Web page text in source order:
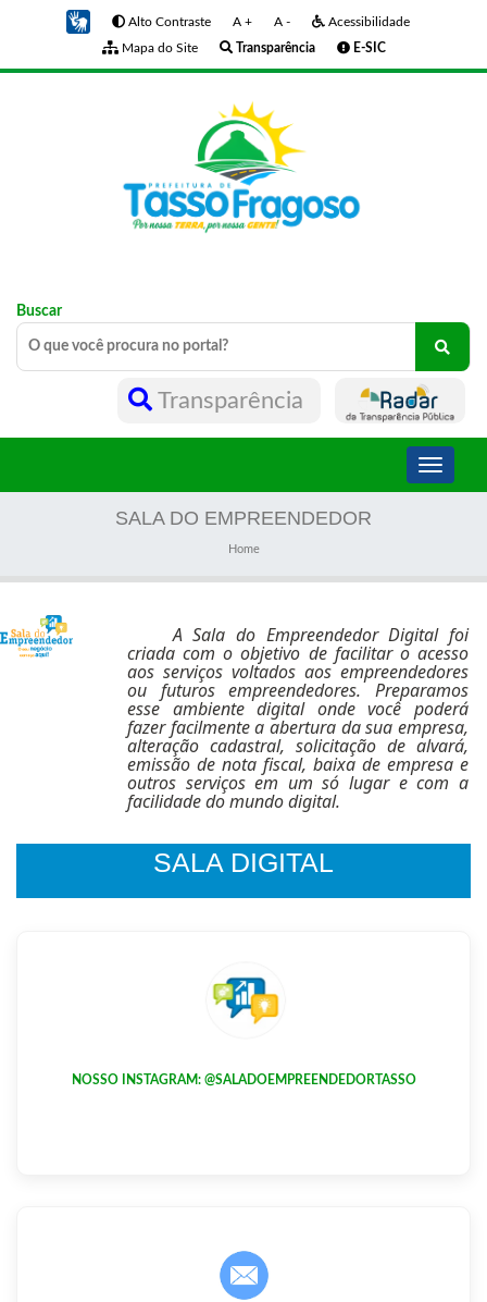
Alto Contraste A + A -
Acessibilidade
Mapa do Site
Transparência E-SIC
Buscar
Transparência
Toggle
SALA DO EMPREENDEDOR
Home
A Sala do Empreendedor Digital foi
criada com o objetivo de facilitar o acesso
aos serviços voltados aos empreendedores
ou futuros empreendedores. Preparamos
esse ambiente digital onde você poderá
fazer facilmente a abertura da sua empresa,
alteração cadastral, solicitação de alvará,
emissão de nota fiscal, baixa de empresa e
outros serviços em um só lugar e com a
facilidade do mundo digital.
SALA DIGITAL
NOSSO INSTAGRAM: @SALADOEMPREENDEDORTASSO